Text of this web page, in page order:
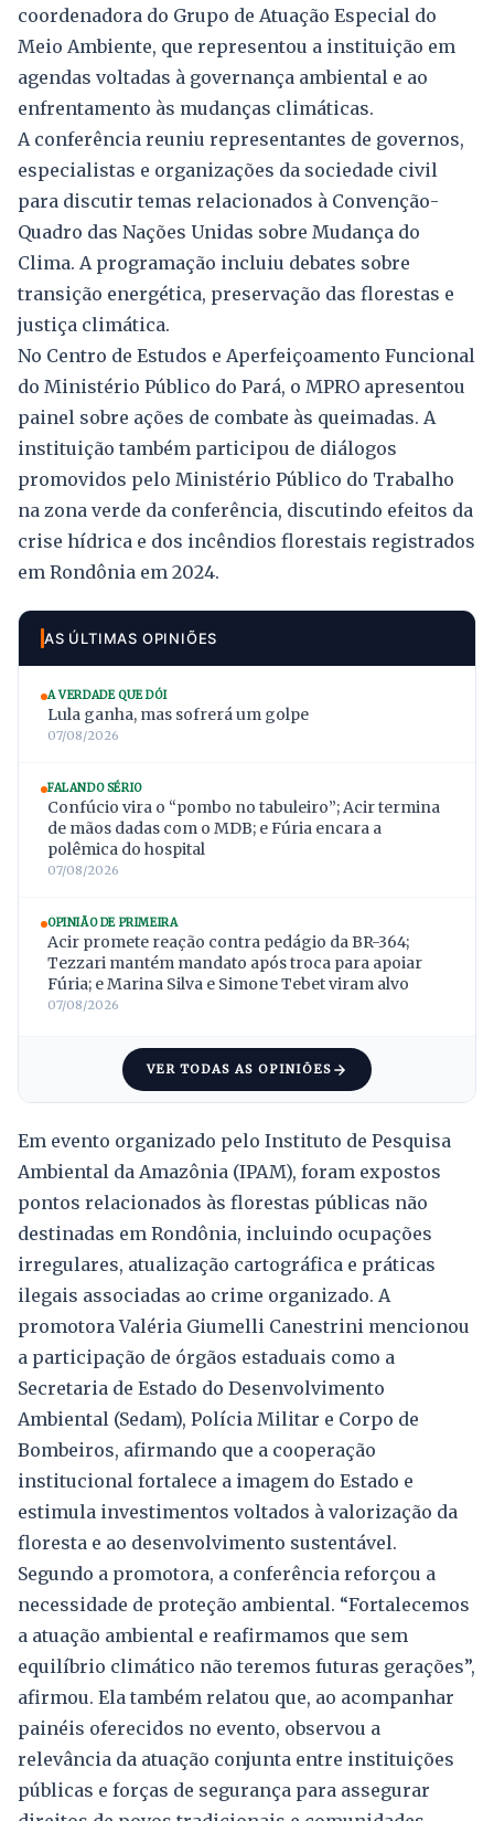
coordenadora do Grupo de Atuação Especial do
Meio Ambiente, que representou a instituição em
agendas voltadas à governança ambiental e ao
enfrentamento às mudanças climáticas.
A conferência reuniu representantes de governos,
especialistas e organizações da sociedade civil
para discutir temas relacionados à Convenção-
Quadro das Nações Unidas sobre Mudança do
Clima. A programação incluiu debates sobre
transição energética, preservação das florestas e
justiça climática.
No Centro de Estudos e Aperfeiçoamento Funcional
do Ministério Público do Pará, o MPRO apresentou
painel sobre ações de combate às queimadas. A
instituição também participou de diálogos
promovidos pelo Ministério Público do Trabalho
na zona verde da conferência, discutindo efeitos da
crise hídrica e dos incêndios florestais registrados
em Rondônia em 2024.
AS ÚLTIMAS OPINIÕES
A VERDADE QUE DÓI
Lula ganha, mas sofrerá um golpe
07/08/2026
FALANDO SÉRIO
Confúcio vira o “pombo no tabuleiro”; Acir termina
de mãos dadas com o MDB; e Fúria encara a
polêmica do hospital
07/08/2026
OPINIÃO DE PRIMEIRA
Acir promete reação contra pedágio da BR-364;
Tezzari mantém mandato após troca para apoiar
Fúria; e Marina Silva e Simone Tebet viram alvo
07/08/2026
VER TODAS AS OPINIÕES
Em evento organizado pelo Instituto de Pesquisa
Ambiental da Amazônia (IPAM), foram expostos
pontos relacionados às florestas públicas não
destinadas em Rondônia, incluindo ocupações
irregulares, atualização cartográfica e práticas
ilegais associadas ao crime organizado. A
promotora Valéria Giumelli Canestrini mencionou
a participação de órgãos estaduais como a
Secretaria de Estado do Desenvolvimento
Ambiental (Sedam), Polícia Militar e Corpo de
Bombeiros, afirmando que a cooperação
institucional fortalece a imagem do Estado e
estimula investimentos voltados à valorização da
floresta e ao desenvolvimento sustentável.
Segundo a promotora, a conferência reforçou a
necessidade de proteção ambiental. “Fortalecemos
a atuação ambiental e reafirmamos que sem
equilíbrio climático não teremos futuras gerações”,
afirmou. Ela também relatou que, ao acompanhar
painéis oferecidos no evento, observou a
relevância da atuação conjunta entre instituições
públicas e forças de segurança para assegurar